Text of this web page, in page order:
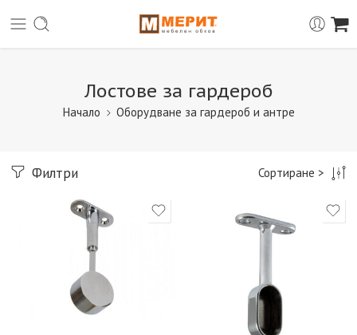
Лостове за гардероб
Начало Оборудване за гардероб и антре
Филтри Сортиране >